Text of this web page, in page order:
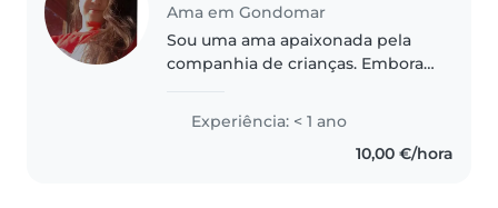
Ama em Gondomar
Sou uma ama apaixonada pela
companhia de crianças. Embora
descobrir o que significa cuidar
de bebés, crianças pequenas,..
Experiência: < 1 ano
10,00 €/hora